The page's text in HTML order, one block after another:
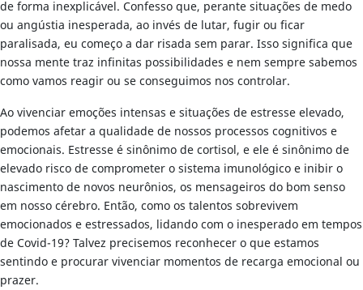
de forma inexplicável. Confesso que, perante situações de medo
ou angústia inesperada, ao invés de lutar, fugir ou ficar
paralisada, eu começo a dar risada sem parar. Isso significa que
nossa mente traz infinitas possibilidades e nem sempre sabemos
como vamos reagir ou se conseguimos nos controlar.
Ao vivenciar emoções intensas e situações de estresse elevado,
podemos afetar a qualidade de nossos processos cognitivos e
emocionais. Estresse é sinônimo de cortisol, e ele é sinônimo de
elevado risco de comprometer o sistema imunológico e inibir o
nascimento de novos neurônios, os mensageiros do bom senso
em nosso cérebro. Então, como os talentos sobrevivem
emocionados e estressados, lidando com o inesperado em tempos
de Covid-19? Talvez precisemos reconhecer o que estamos
sentindo e procurar vivenciar momentos de recarga emocional ou
prazer.